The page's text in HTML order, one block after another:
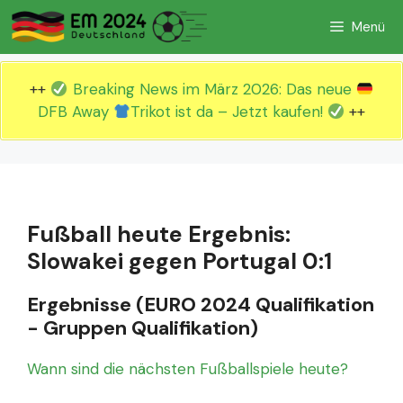
Zum
Inhalt
springen
Menü
++
Breaking News im März 2026: Das neue
DFB Away
Trikot ist da – Jetzt kaufen! ++
Fußball heute Ergebnis:
Slowakei gegen Portugal 0:1
Ergebnisse (EURO 2024 Qualifikation
- Gruppen Qualifikation)
Wann sind die nächsten Fußballspiele heute?